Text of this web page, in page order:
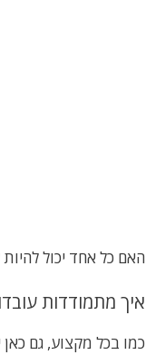
האם כל אחד יכול
איך מתמודדות
כמו בכל מקצוע, גם